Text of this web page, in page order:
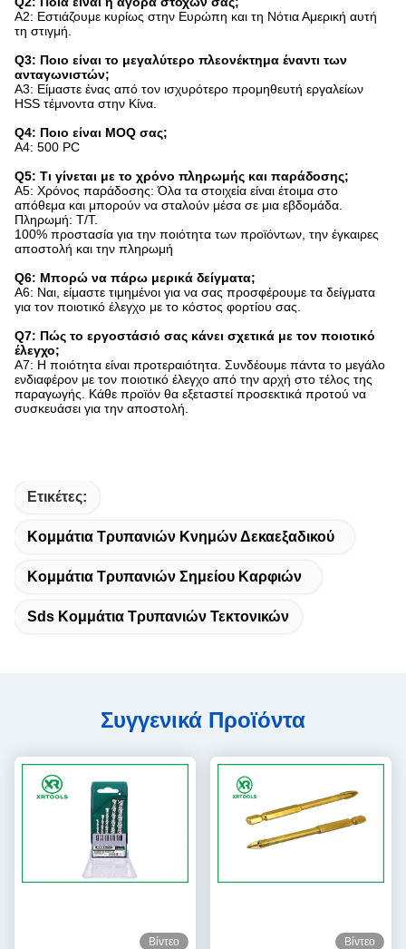
A2: Εστιάζουμε κυρίως στην Ευρώπη και τη Νότια Αμερική αυτή
τη στιγμή.
Q3: Ποιο είναι το μεγαλύτερο πλεονέκτημα έναντι των
ανταγωνιστών;
A3: Είμαστε ένας από τον ισχυρότερο προμηθευτή εργαλείων
HSS τέμνοντα στην Κίνα.
Q4: Ποιο είναι MOQ σας;
A4: 500 PC
Q5: Τι γίνεται με το χρόνο πληρωμής και παράδοσης;
A5: Χρόνος παράδοσης: Όλα τα στοιχεία είναι έτοιμα στο
απόθεμα και μπορούν να σταλούν μέσα σε μια εβδομάδα.
Πληρωμή: T/T.
100% προστασία για την ποιότητα των προϊόντων, την έγκαιρες
αποστολή και την πληρωμή
Q6: Μπορώ να πάρω μερικά δείγματα;
A6: Ναι, είμαστε τιμημένοι για να σας προσφέρουμε τα δείγματα
για τον ποιοτικό έλεγχο με το κόστος φορτίου σας.
Q7: Πώς το εργοστάσιό σας κάνει σχετικά με τον ποιοτικό
έλεγχο;
A7: Η ποιότητα είναι προτεραιότητα. Συνδέουμε πάντα το μεγάλο
ενδιαφέρον με τον ποιοτικό έλεγχο από την αρχή στο τέλος της
παραγωγής. Κάθε προϊόν θα εξεταστεί προσεκτικά προτού να
συσκευάσει για την αποστολή.
Ετικέτες:
Κομμάτια Τρυπανιών Κνημών Δεκαεξαδικού
Κομμάτια Τρυπανιών Σημείου Καρφιών
Sds Κομμάτια Τρυπανιών Τεκτονικών
Συγγενικά Προϊόντα
Βίντεο Βίντεο